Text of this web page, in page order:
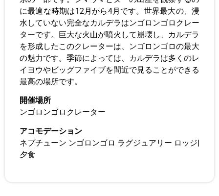
に最適な時期は12月から4月です。世界最大の、浸
水していない完全なカルデラはンゴロンゴロクレー
ターです。巨大な火山が噴火して崩壊し、カルデラ
を形成したこのクレーターは、ンゴロンゴロの最大
の魅力です。季節によっては、カルデラは多くのレ
イヨウやビッグファイブを間近で見ることができる
最高の場所です。
開催場所
ンゴロンゴロクレーター
アコモデーション
ネプチューン ンゴロンゴロ ラグジュアリー ロッジ|
夕食